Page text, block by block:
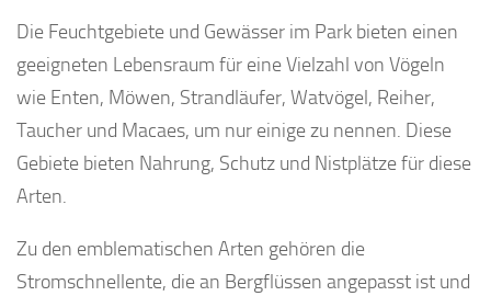
Die Feuchtgebiete und Gewässer im Park bieten einen
geeigneten Lebensraum für eine Vielzahl von Vögeln
wie Enten, Möwen, Strandläufer, Watvögel, Reiher,
Taucher und Macaes, um nur einige zu nennen. Diese
Gebiete bieten Nahrung, Schutz und Nistplätze für diese
Arten.
Zu den emblematischen Arten gehören die
Stromschnellente, die an Bergflüssen angepasst ist und